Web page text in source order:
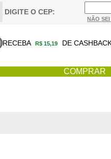
DIGITE O CEP:
NÃO
RECEBA R$ 15,19 DE